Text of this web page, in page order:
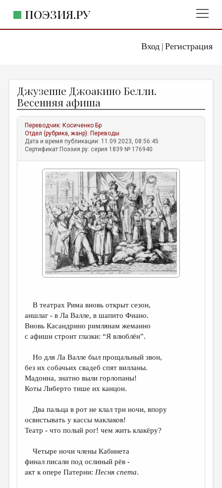
Вход| Регистрация
ПОЭЗИЯ.РУ
ЖАНРЫ
АВТОРЫ
КОММЕНТАРИИ
ЛИТСАЛОН
ПРАВИЛА САЙТА
ОТДЕЛЫ И РУБРИКИ
ИЗБРАННОЕ
ДАЙДЖЕСТ
ПРОИЗВЕДЕНИЯ
ПЕРЕВОДЫ
ДЕТСКАЯ КОМНАТА
КНИЖНАЯ ПОЛКА
ОБЗОР ЛИТЕРАТУРЫ
СТРАНИЦЫ ПАМЯТИ
ОБЪЯВЛЕНИЯ
РЕДКОЛЛЕГИЯ
ОТ РЕДАКЦИИ
МАЛАЯ ПРОЗА
ЭССЕИСТИКА
Джузеппе Джоакино Белли.
Весенняя афиша
Переводчик: Косиченко Бр
Отдел (рубрика, жанр): Переводы
Дата и время публикации: 11.09.2023, 08:56:45
Сертификат Поэзия.ру: серия 1839 № 176940
В театрах Рима вновь открыт сезон,
аншлаг - в Ла Валле, в шапито Фиано.
Вновь Касандрино римлянам жеманно
с афиши строит глазки: “Я влюблён”.
Но для Ла Валле был прощальный звон,
без их собачьих свадеб спят вилланы.
Мадонна, знатно выли горлопаны!
Коты Либерто тише их канцон.
Два пальца в рот не клал три ночи, впору
освистывать у кассы маклаков!
Театр - что полый рог! чем жить клакёру?
Четыре ночи члены Кабинета
финал писали под ослиный рёв -
акт к опере Патерни: Песня спета.